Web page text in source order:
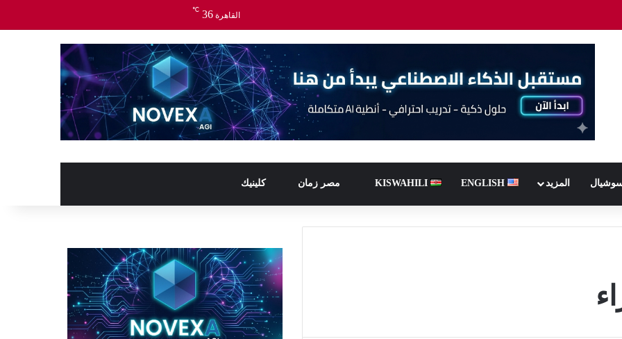
القاهرة 36
℃
المزيد ENGLISH
KISWAHILI مصر زمان كلينيك